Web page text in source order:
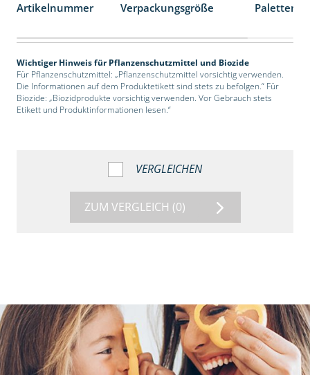
Artikelnummer Verpackungsgröße
Wichtiger Hinweis für Pflanzenschutzmittel und Biozide
Für Pflanzenschutzmittel: „Pflanzenschutzmittel vorsichtig verwenden.
Die Informationen auf dem Produktetikett sind stets zu befolgen.“ Für
Biozide: „Biozidprodukte vorsichtig verwenden. Vor Gebrauch stets
Etikett und Produktinformationen lesen.“
VERGLEICHEN
ZUM VERGLEICH (0)